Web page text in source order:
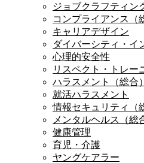
ジョブクラフティン
コンプライアンス（
キャリアデザイン
ダイバーシティ・イ
心理的安全性
リスペクト・トレー
ハラスメント（総合）
就活ハラスメント
情報セキュリティ（
メンタルヘルス（総
健康管理
育児・介護
ヤングケアラー